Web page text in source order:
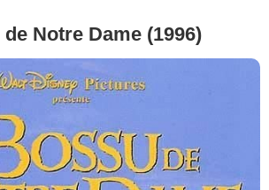
Notre Dame (1996)